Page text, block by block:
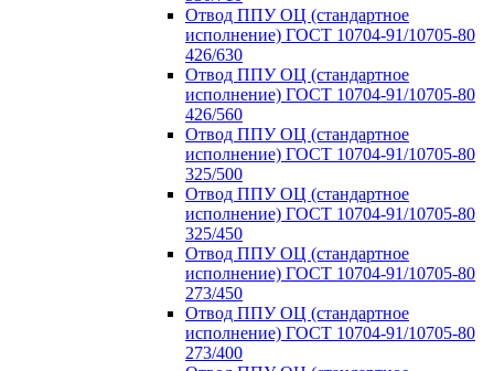
Отвод ППУ ОЦ (стандартное
исполнение) ГОСТ 10704-91/10705-80
426/630
Отвод ППУ ОЦ (стандартное
исполнение) ГОСТ 10704-91/10705-80
426/560
Отвод ППУ ОЦ (стандартное
исполнение) ГОСТ 10704-91/10705-80
325/500
Отвод ППУ ОЦ (стандартное
исполнение) ГОСТ 10704-91/10705-80
325/450
Отвод ППУ ОЦ (стандартное
исполнение) ГОСТ 10704-91/10705-80
273/450
Отвод ППУ ОЦ (стандартное
исполнение) ГОСТ 10704-91/10705-80
273/400